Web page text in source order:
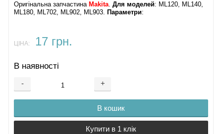
Оригінальна запчастина Makita .Для моделей: ML120, ML140,
ML180, ML702, ML902, ML903.
Параметри:
ЦІНА: 17 грн.
В наявності
- +
В кошик
Купити в 1 клік